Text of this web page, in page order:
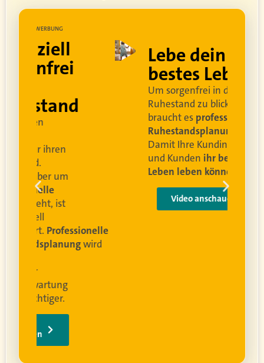
wird
Lebe dein
bestes Leben
Um sorgenfrei in den
Ruhestand zu blicken,
professionelle
Ruhestandsplanung.
Damit Ihre Kundinnen
ihr bestes
Leben leben können.
Video anschauen